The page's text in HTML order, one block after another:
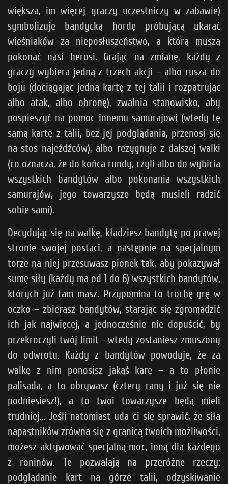
większa, im więcej graczy uczestniczy w zabawie)
symbolizuje bandycką hordę próbującą ukarać
wieśniaków za nieposłuszeństwo, a którą muszą
pokonać nasi herosi. Grając na zmianę, każdy z
graczy wybiera jedną z trzech akcji – albo rusza do
boju (dociągając jedną kartę z tej talii i rozpatrując
albo atak, albo obronę), zwalnia stanowisko, aby
pospieszyć na pomoc innemu samurajowi (wtedy tę
samą kartę z talii, bez jej podglądania, przenosi się
na stos najeźdźców), albo rezygnuje z dalszej walki
(co oznacza, że do końca rundy, czyli albo do wybicia
wszystkich bandytów albo pokonania wszystkich
samurajów, jego towarzysze będą musieli radzić
sobie sami).
Decydując się na walkę, kładziesz bandytę po prawej
stronie swojej postaci, a następnie na specjalnym
torze na niej przesuwasz pionek tak, aby pokazywał
sumę siły (każdy ma od 1 do 6) wszystkich bandytów,
których już tam masz. Przypomina to trochę grę w
oczko – zbierasz bandytów, starając się zgromadzić
ich jak najwięcej, a jednocześnie nie dopuścić, by
przekroczyli twój limit - wtedy zostaniesz zmuszony
do odwrotu. Każdy z bandytów powoduje, że za
walkę z nim ponosisz jakąś karę – a to płonie
palisada, a to obrywasz (cztery rany i już się nie
podniesiesz!), a to twoi towarzysze będą mieli
trudniej... Jeśli natomiast uda ci się sprawić, że siła
napastników zrówna się z granicą twoich możliwości,
możesz aktywować specjalną moc, inną dla każdego
z roninów. Te pozwalają na przeróżne rzeczy:
podglądanie kart na górze talii, odzyskiwanie